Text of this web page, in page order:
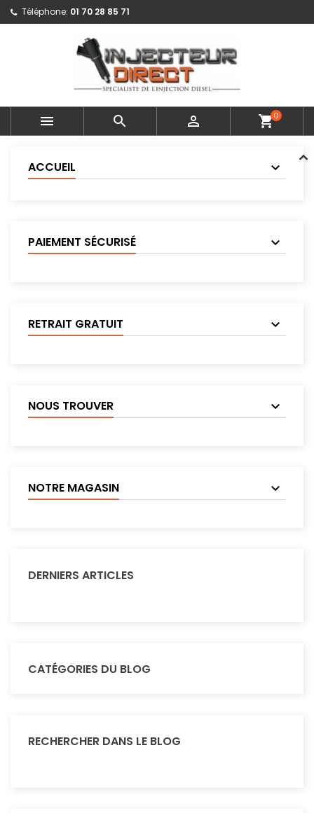
Téléphone: 01 70 28 85 71
   shopping_cart0
ACCUEIL
PAIEMENT SÉCURISÉ
RETRAIT GRATUIT
NOUS TROUVER
NOTRE MAGASIN
DERNIERS ARTICLES
CATÉGORIES DU BLOG
RECHERCHER DANS LE BLOG